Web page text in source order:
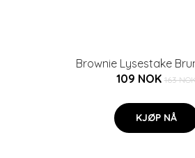
Brownie Lysestake
109 NOK 163 NOK
KJØP NÅ